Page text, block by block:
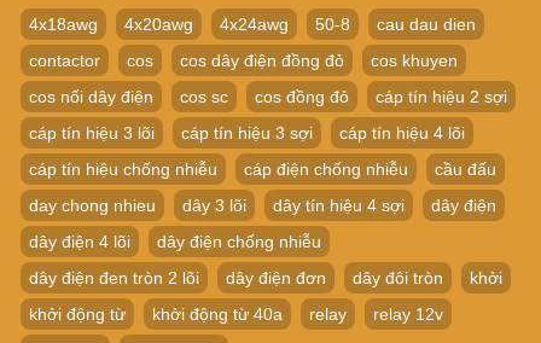
4x18awg 4x20awg 4x24awg 50-8
cau dau dien
contactor
cos cos dây điện đồng đỏ
cos khuyen
cos nối dây điện
cos sc cos đồng đỏ
cáp tín hiệu 2 sợi
cáp tín hiệu 3 lõi
cáp tín hiệu 3 sợi
cáp tín hiệu 4 lõi
cáp tín hiệu chống nhiễu
cáp điện chống nhiễu
cầu đấu
day chong nhieu
dây 3 lõi dây tín hiệu 4 sợi
dây điện
dây điện 4 lõi
dây điện chống nhiễu
dây điện đen tròn 2 lõi
dây điện đơn dây đôi tròn
khởi
khởi động từ
khởi động từ 40a relay
relay 12v